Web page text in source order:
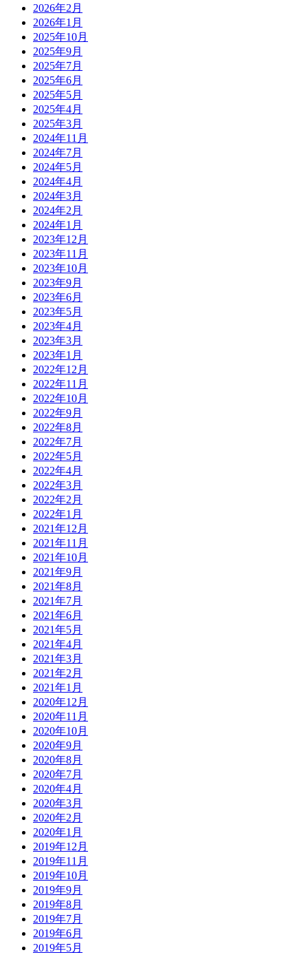
2026年2月
2026年1月
2025年10月
2025年9月
2025年7月
2025年6月
2025年5月
2025年4月
2025年3月
2024年11月
2024年7月
2024年5月
2024年4月
2024年3月
2024年2月
2024年1月
2023年12月
2023年11月
2023年10月
2023年9月
2023年6月
2023年5月
2023年4月
2023年3月
2023年1月
2022年12月
2022年11月
2022年10月
2022年9月
2022年8月
2022年7月
2022年5月
2022年4月
2022年3月
2022年2月
2022年1月
2021年12月
2021年11月
2021年10月
2021年9月
2021年8月
2021年7月
2021年6月
2021年5月
2021年4月
2021年3月
2021年2月
2021年1月
2020年12月
2020年11月
2020年10月
2020年9月
2020年8月
2020年7月
2020年4月
2020年3月
2020年2月
2020年1月
2019年12月
2019年11月
2019年10月
2019年9月
2019年8月
2019年7月
2019年6月
2019年5月